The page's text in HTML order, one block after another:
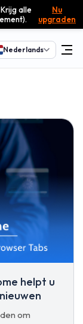
alle
Nu
upgraden
Nederlands
helpt u
om